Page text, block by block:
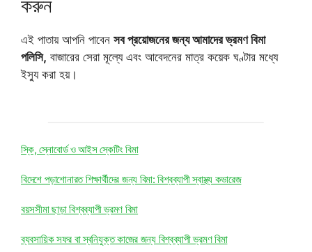
করুন
এই পাতায় আপনি পাবেন সব প্রয়োজনের জন্য আমাদের ভ্রমণ বিমা
পলিসি, বাজারের সেরা মূল্যে এবং আবেদনের মাত্র কয়েক ঘণ্টার মধ্যে
ইস্যু করা হয়।
স্কি, স্নোবোর্ড ও আইস স্কেটিং বিমা
বিদেশে পড়াশোনারত শিক্ষার্থীদের জন্য বিমা: বিশ্বব্যাপী স্বাস্থ্য কভারেজ
বয়সসীমা ছাড়া বিশ্বব্যাপী ভ্রমণ বিমা
ব্যবসায়িক সফর বা স্বনিযুক্ত কাজের জন্য বিশ্বব্যাপী ভ্রমণ বিমা